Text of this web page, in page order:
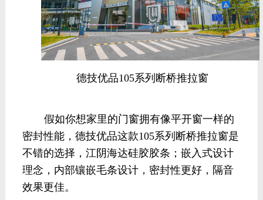
德技优品105系列断桥推拉窗
假如你想家里的门窗拥有像平开窗一样的
密封性能，德技优品这款105系列断桥推拉窗是
不错的选择，江阴海达硅胶胶条；嵌入式设计
理念，内部镶嵌毛条设计，密封性更好，隔音
效果更佳。